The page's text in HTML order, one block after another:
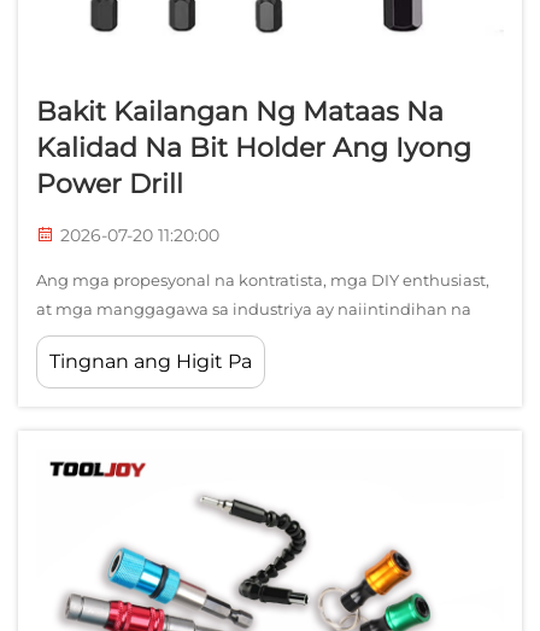
Bakit Kailangan Ng Mataas Na
Kalidad Na Bit Holder Ang Iyong
Power Drill
2026-07-20 11:20:00
Ang mga propesyonal na kontratista, mga DIY enthusiast,
at mga manggagawa sa industriya ay naiintindihan na
ang kahusayan ng kanilang mga operasyon sa pag-drill ay
lubos na nakasalalay sa kalidad ng mga accessory na
Tingnan ang Higit Pa